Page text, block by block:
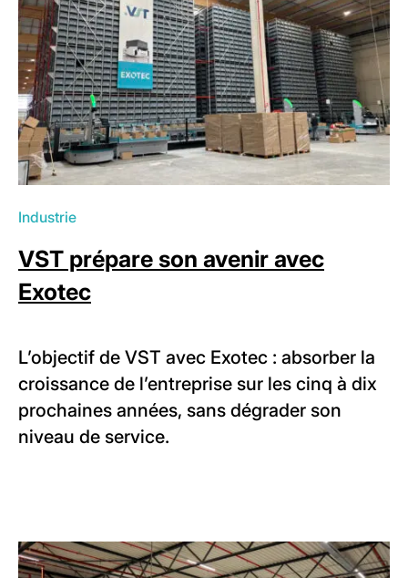
Industrie
VST prépare son avenir avec
Exotec
L’objectif de VST avec Exotec : absorber la
croissance de l’entreprise sur les cinq à dix
prochaines années, sans dégrader son
niveau de service.